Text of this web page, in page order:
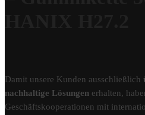
Damit unsere Kunden ausschließlich
nachhaltige Lösungen erhalten,
Geschäftskooperationen mit